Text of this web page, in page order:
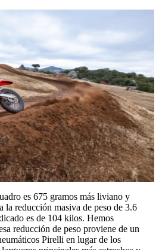
es 675 gramos más liviano y
la reducción masiva de peso de 3.6
es de 104 kilos. Hemos
reducción de peso proviene de un
Pirelli en lugar de los